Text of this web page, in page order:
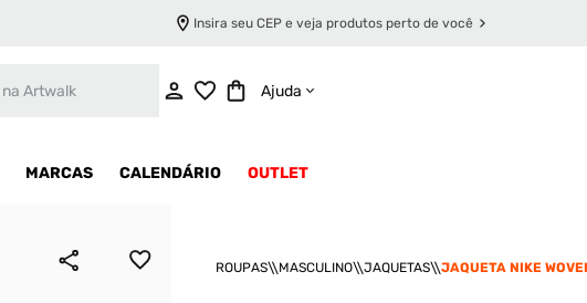
Insira seu CEP e veja produtos perto de você
Ajuda
MARCAS CALENDÁRIO OUTLET
ROUPAS MASCULINO JAQUETAS
JAQUETA NIKE